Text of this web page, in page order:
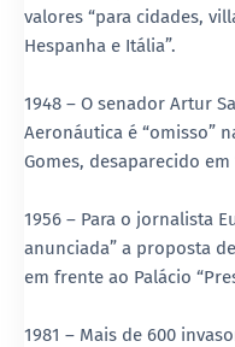
valores “para cidades,
Hespanha e Itália”.
1948 – O senador Artur
Aeronáutica é “omisso”
Gomes, desaparecido
1956 – Para o jornalista
anunciada” a proposta
em frente ao Palácio
1981 – Mais de 600